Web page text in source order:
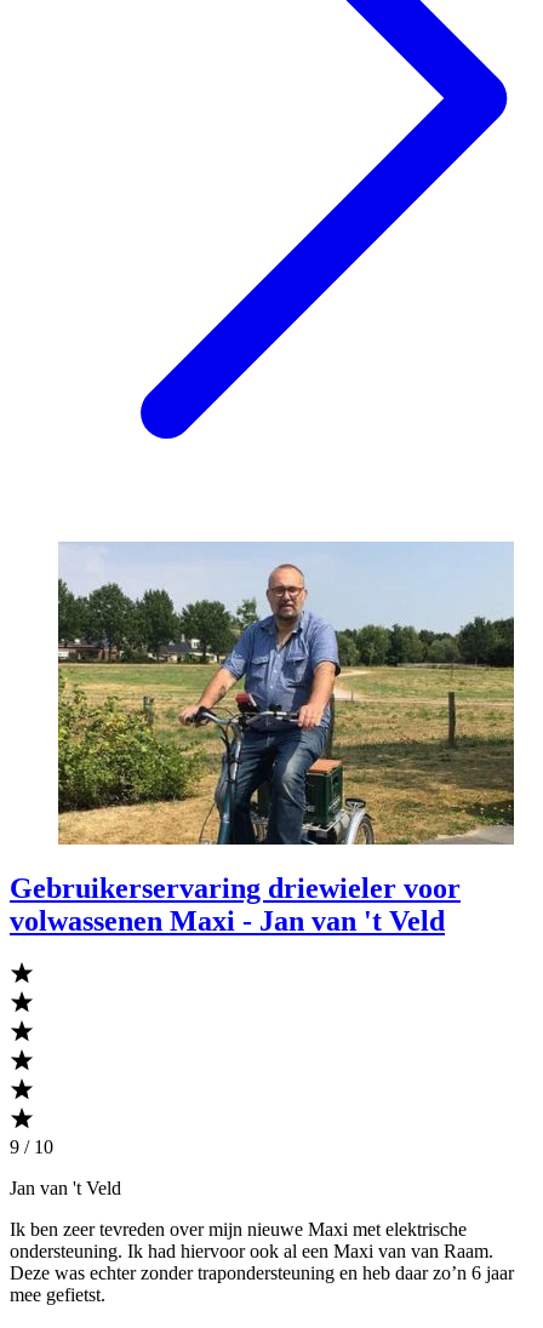
Gebruikerservaring driewieler voor
volwassenen Maxi - Jan van 't Veld
9 / 10
Jan van 't Veld
Ik ben zeer tevreden over mijn nieuwe Maxi met elektrische
ondersteuning. Ik had hiervoor ook al een Maxi van van Raam.
Deze was echter zonder trapondersteuning en heb daar zo’n 6 jaar
mee gefietst.